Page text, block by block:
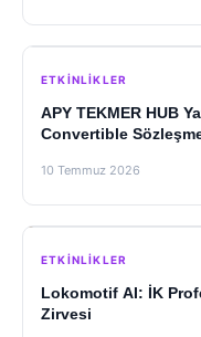
ETKINLIKLER
APY TEKMER HUB
Convertible
10 Temmuz 2026
ETKINLIKLER
Lokomotif AI: İK
Zirvesi